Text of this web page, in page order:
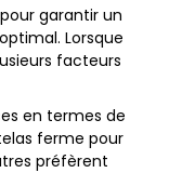
garantir un
Lorsque
facteurs
en termes de
ferme pour
préfèrent